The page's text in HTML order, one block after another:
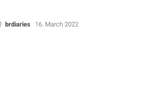
brdiaries 16. March 2022